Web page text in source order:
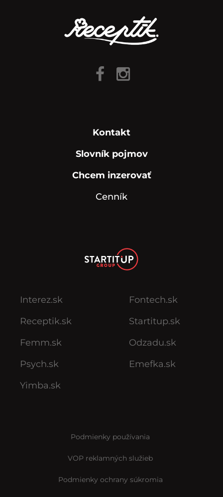
Kontakt
Slovník pojmov
Chcem inzerovať
Cenník
Interez.sk
Receptik.sk
Femm.sk
Psych.sk
Yimba.sk
Fontech.sk
Startitup.sk
Odzadu.sk
Emefka.sk
Podmienky používania
VOP reklamných služieb
Podmienky ochrany súkromia